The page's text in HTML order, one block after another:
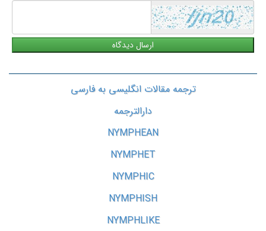
ترجمه مقالات انگلیسی به فارسی
دارالترجمه
NYMPHEAN
NYMPHET
NYMPHIC
NYMPHISH
NYMPHLIKE